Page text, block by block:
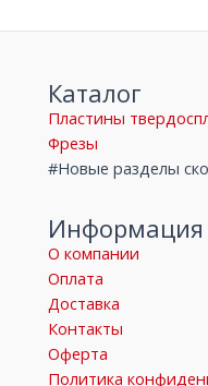
Каталог
Пластины
Фрезы
#Новые разделы
Информация
О компании
Оплата
Доставка
Контакты
Оферта
Политика